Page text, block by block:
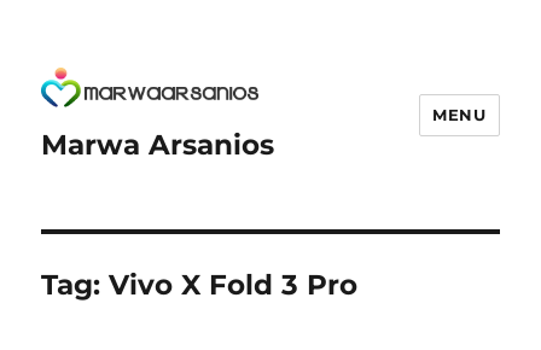
Marwa Arsanios
MENU
Tag:Vivo X Fold 3 Pro